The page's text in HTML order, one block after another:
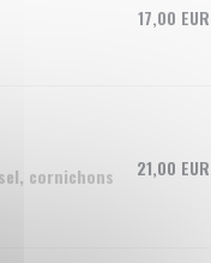
17,00 EUR
cornichons
21,00 EUR